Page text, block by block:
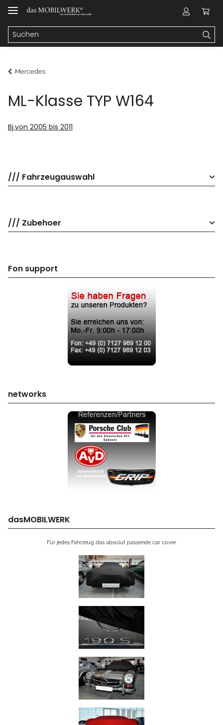
Mercedes
ML-Klasse TYP W164
Bj.von 2005 bis 2011
/// Fahrzeugauswahl
/// Zubehoer
Fon support
networks
dasMOBILWERK
Für jedes Fahrzeug das absolut passende car cover